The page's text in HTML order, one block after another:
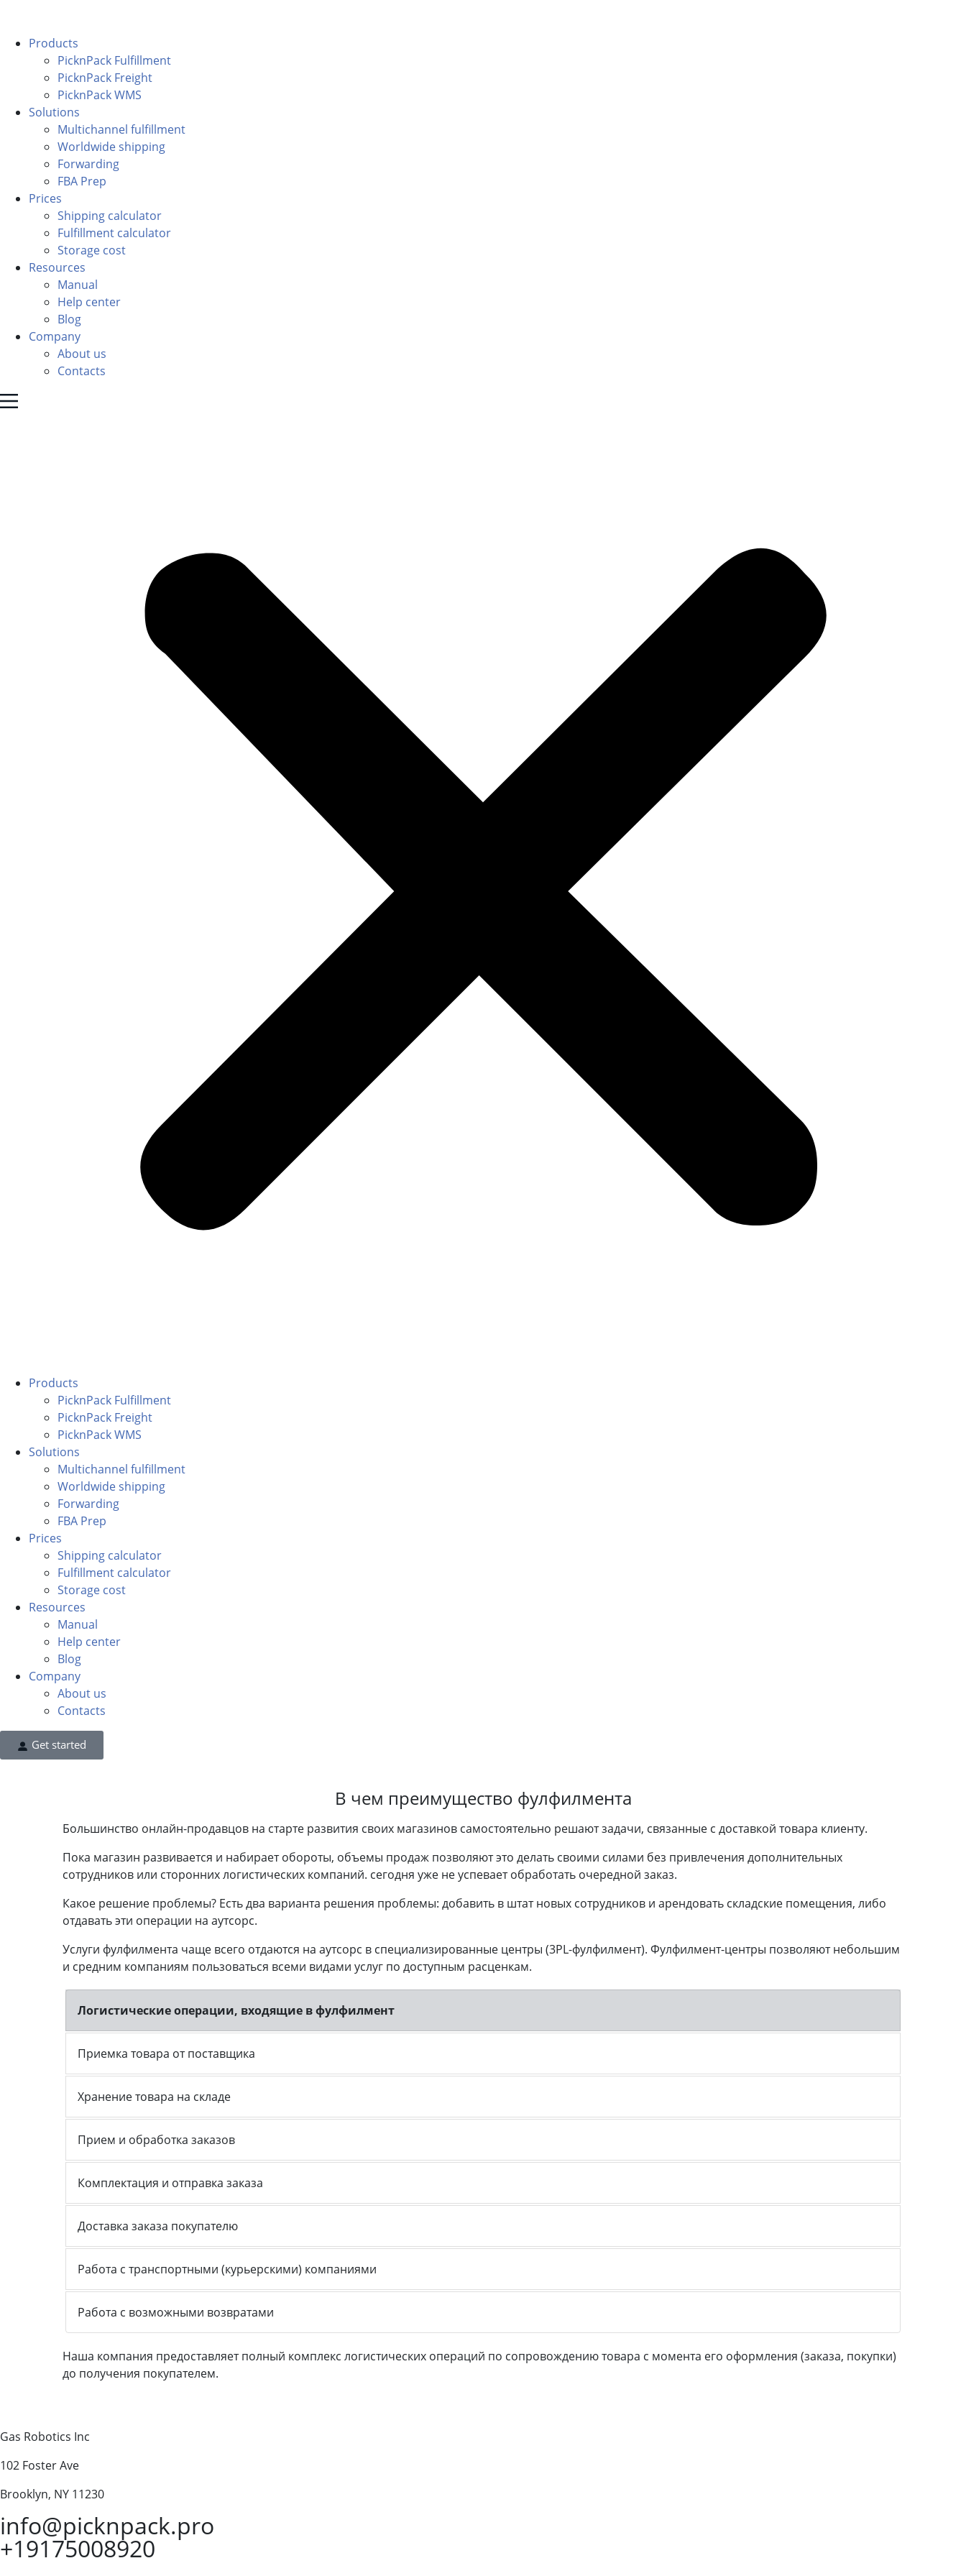
Products
PicknPack Fulfillment
PicknPack Freight
PicknPack WMS
Solutions
Multichannel fulfillment
Worldwide shipping
Forwarding
FBA Prep
Prices
Shipping calculator
Fulfillment calculator
Storage cost
Resources
Manual
Help center
Blog
Company
About us
Contacts
Products
PicknPack Fulfillment
PicknPack Freight
PicknPack WMS
Solutions
Multichannel fulfillment
Worldwide shipping
Forwarding
FBA Prep
Prices
Shipping calculator
Fulfillment calculator
Storage cost
Resources
Manual
Help center
Blog
Company
About us
Contacts
Get started
В чем преимущество фулфилмента
Большинство онлайн-продавцов на старте развития своих магазинов самостоятельно решают задачи, связанные с доставкой товара клиенту.
Пока магазин развивается и набирает обороты, объемы продаж позволяют это делать своими силами без привлечения дополнительных
сотрудников или сторонних логистических компаний. сегодня уже не успевает обработать очередной заказ.
Какое решение проблемы? Есть два варианта решения проблемы: добавить в штат новых сотрудников и арендовать складские помещения, либо
отдавать эти операции на аутсорс.
Услуги фулфилмента чаще всего отдаются на аутсорс в специализированные центры (3PL-фулфилмент). Фулфилмент-центры позволяют небольшим
и средним компаниям пользоваться всеми видами услуг по доступным расценкам.
Логистические операции, входящие в фулфилмент
Приемка товара от поставщика
Хранение товара на складе
Прием и обработка заказов
Комплектация и отправка заказа
Доставка заказа покупателю
Работа с транспортными (курьерскими) компаниями
Работа с возможными возвратами
Наша компания предоставляет полный комплекс логистических операций по сопровождению товара с момента его оформления (заказа, покупки)
до получения покупателем.
Gas Robotics Inc
102 Foster Ave
Brooklyn, NY 11230
info@picknpack.pro
+19175008920